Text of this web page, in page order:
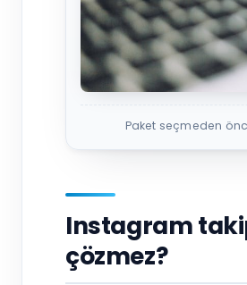
Paket seçmeden
Instagram
çözmez?